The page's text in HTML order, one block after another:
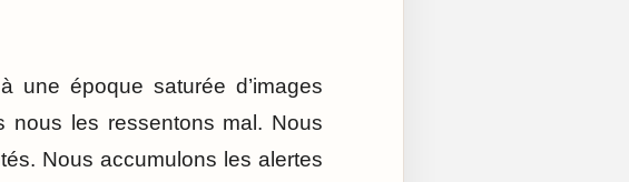
une époque saturée d’images
nous les ressentons mal. Nous
Nous accumulons les alertes